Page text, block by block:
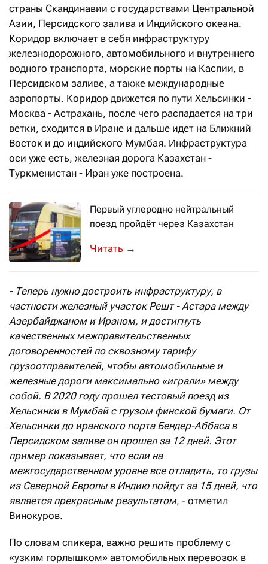
страны Скандинавии с государствами Центральной
Азии, Персидского залива и Индийского океана.
Коридор включает в себя инфраструктуру
железнодорожного, автомобильного и внутреннего
водного транспорта, морские порты на Каспии, в
Персидском заливе, а также международные
аэропорты. Коридор движется по пути Хельсинки -
Москва - Астрахань, после чего распадается на три
ветки, сходится в Иране и дальше идет на Ближний
Восток и до индийского Мумбая. Инфраструктура
оси уже есть, железная дорога Казахстан -
Туркменистан - Иран уже построена.
Первый углеродно нейтральный
поезд пройдёт через Казахстан
15 ноября поезд из 41 вагона
→
- Теперь нужнодостроить инфраструктуру, в
частности железный участок Решт - Астара между
Азербайджаном и Ираном, и достигнуть
качественных межправительственных
договоренностей по сквозному тарифу
грузоотправителей, чтобы автомобильные и
железные дороги максимально «играли» между
собой. В 2020 году прошел тестовый поезд из
Хельсинки в Мумбай с грузом финской бумаги. От
Хельсинки до иранского порта Бендер-Аббаса в
Персидском заливе он прошел за 12 дней. Этот
пример показывает, что если на
межгосударственном уровне все отладить, то грузы
из Северной Европы в Индию пойдут за 15 дней, что
является прекрасным результатом, - отметил
Винокуров.
По словам спикера, важно решить проблему с
«узким горлышком» автомобильных перевозок в